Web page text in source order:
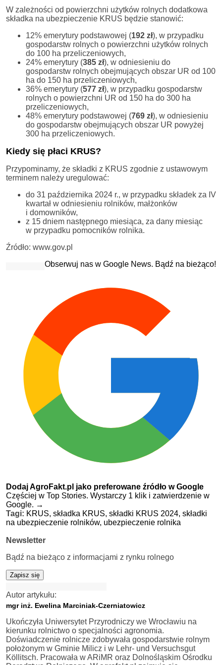
W zależności od powierzchni użytków rolnych dodatkowa
składka na ubezpieczenie KRUS będzie stanowić:
12% emerytury podstawowej (192 zł), w przypadku
gospodarstw rolnych o powierzchni użytków rolnych
do 100 ha przeliczeniowych,
24% emerytury (385 zł), w odniesieniu do
gospodarstw rolnych obejmujących obszar UR od 100
ha do 150 ha przeliczeniowych,
36% emerytury (577 zł), w przypadku gospodarstw
rolnych o powierzchni UR od 150 ha do 300 ha
przeliczeniowych,
48% emerytury podstawowej (769 zł), w odniesieniu
do gospodarstw obejmujących obszar UR powyżej
300 ha przeliczeniowych.
Kiedy się płaci KRUS?
Przypominamy, że składki z KRUS zgodnie z ustawowym
terminem należy uregulować:
do 31 października 2024 r., w przypadku składek za IV
kwartał w odniesieniu rolników, małżonków
i domowników,
z 15 dniem następnego miesiąca, za dany miesiąc
w przypadku pomocników rolnika.
Źródło: www.gov.pl
Obserwuj nas w Google News. Bądź na bieżąco!
Dodaj AgroFakt.pl jako preferowane źródło w Google
Częściej w Top Stories. Wystarczy 1 klik i zatwierdzenie w
Google. →
Tagi: KRUS, składka KRUS, składki KRUS 2024, składki
na ubezpieczenie rolników, ubezpieczenie rolnika
Newsletter
Bądź na bieżąco z informacjami z rynku rolnego
Zapisz się
Autor artykułu:
mgr inż. Ewelina Marciniak-Czerniatowicz
Ukończyła Uniwersytet Przyrodniczy we Wrocławiu na
kierunku rolnictwo o specjalności agronomia.
Doświadczenie rolnicze zdobywała gospodarstwie rolnym
położonym w Gminie Milicz i w Lehr- und Versuchsgut
Köllitsch. Pracowała w ARiMR oraz Dolnośląskim Ośrodku